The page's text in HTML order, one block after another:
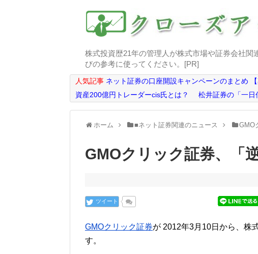
株式投資歴21年の管理人が株式市場や証券会社
びの参考に使ってください。[PR]
人気記事 ネット証券の口座開設キャンペーンのまとめ 【
資産200億円トレーダーcis氏とは？
松井証券の「一日
ホーム ■ネット証券関連のニュース GMO
GMOクリック証券、「
ツイート
GMOクリック証券が 2012年3月10日から、株
す。